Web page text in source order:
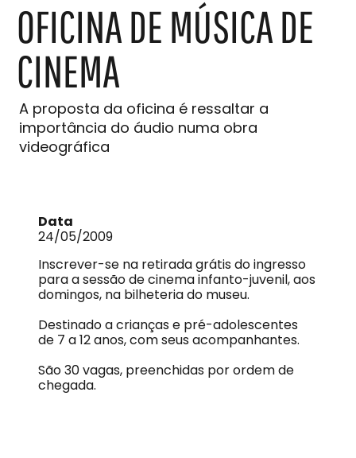
OFICINA DE MÚSICA DE
CINEMA
A proposta da oficina é ressaltar a
importância do áudio numa obra
videográfica
Data
24/05/2009
Inscrever-se na retirada grátis do ingresso
para a sessão de cinema infanto-juvenil, aos
domingos, na bilheteria do museu.
Destinado a crianças e pré-adolescentes
de 7 a 12 anos, com seus acompanhantes.
São 30 vagas, preenchidas por ordem de
chegada.